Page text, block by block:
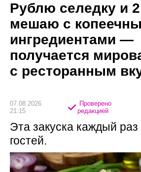
Рублю селедку и
мешаю с
ингредиентами —
получается
с ресторанным
07.08.2026
21:15
Проверено
редакцией
Эта закуска каждый раз
гостей.